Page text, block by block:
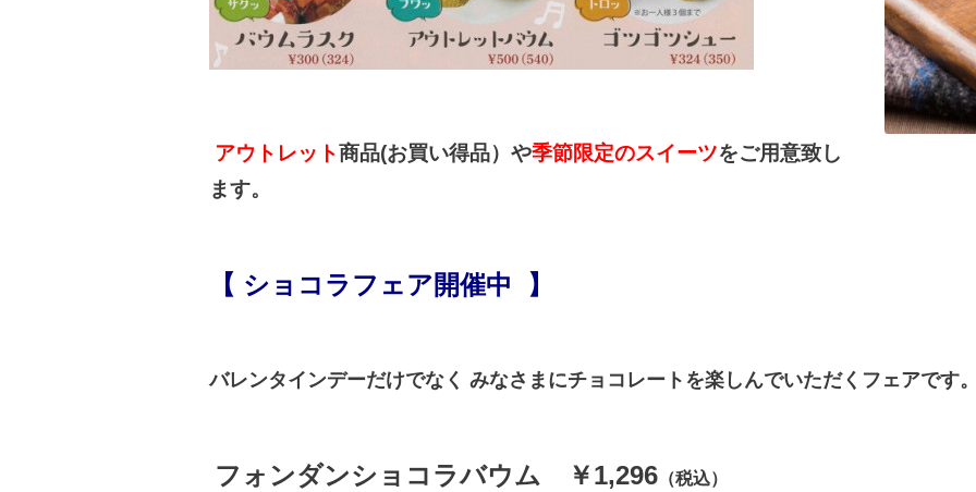
アウトレット商品(お買い得品）や季節限定のスイーツをご用意致し
ます。
【 ショコラフェア開催中 】
バレンタインデーだけでなく みなさまにチョコレートを楽しんでいただくフェアです。
フォンダンショコラバウム ￥1,296 （税込）